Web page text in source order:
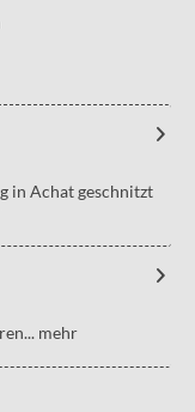
in Achat geschnitzt
mehr